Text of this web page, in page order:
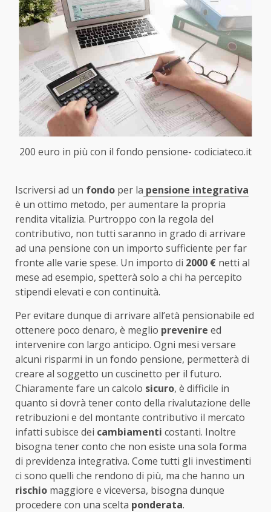
200 euro in più con il fondo pensione- codiciateco.it
Iscriversi ad un fondo per la pensione integrativa
è un ottimo metodo, per aumentare la propria
rendita vitalizia. Purtroppo con la regola del
contributivo, non tutti saranno in grado di arrivare
ad una pensione con un importo sufficiente per far
fronte alle varie spese. Un importo di 2000 € netti al
mese ad esempio, spetterà solo a chi ha percepito
stipendi elevati e con continuità.
Per evitare dunque di arrivare all’età pensionabile ed
ottenere poco denaro, è meglio prevenire ed
intervenire con largo anticipo. Ogni mesi versare
alcuni risparmi in un fondo pensione, permetterà di
creare al soggetto un cuscinetto per il futuro.
Chiaramente fare un calcolo sicuro, è difficile in
quanto si dovrà tener conto della rivalutazione delle
retribuzioni e del montante contributivo il mercato
infatti subisce dei cambiamenti costanti. Inoltre
bisogna tener conto che non esiste una sola forma
di previdenza integrativa. Come tutti gli investimenti
ci sono quelli che rendono di più, ma che hanno un
rischio maggiore e viceversa, bisogna dunque
procedere con una scelta ponderata.